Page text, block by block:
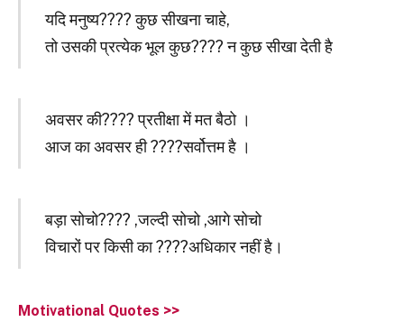
यदि मनुष्य???? कुछ सीखना चाहे,
तो उसकी प्रत्येक भूल कुछ???? न कुछ सीखा देती है
अवसर की???? प्रतीक्षा में मत बैठो ।
आज का अवसर ही ????सर्वोत्तम है ।
बड़ा सोचो???? ,जल्दी सोचो ,आगे सोचो
विचारों पर किसी का ????अधिकार नहीं है।
Motivational Quotes >>